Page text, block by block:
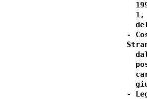
1,
-
-